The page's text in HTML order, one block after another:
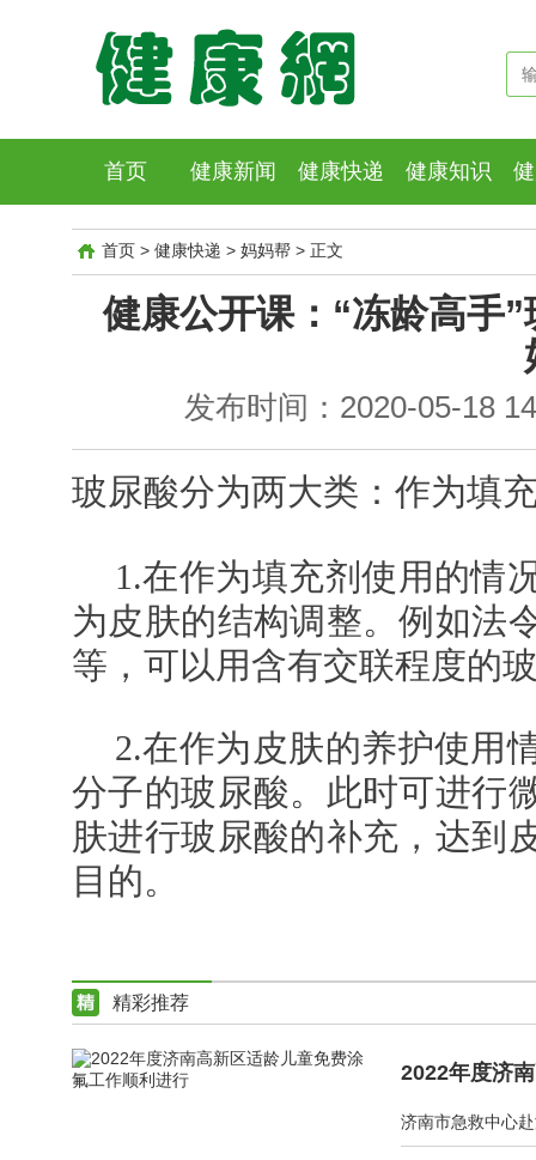
首页 健康新闻 健康快递 健康知识
首页 > 健康快递 > 妈妈帮 > 正文
健康公开课：“冻龄高手
发布时间：2020-05-18
玻尿酸分为两大类：作为填
1.在作为填充剂使用的情
为皮肤的结构调整。例如法
等，可以用含有交联程度的
2.在作为皮肤的养护使用
分子的玻尿酸。此时可进行
肤进行玻尿酸的补充，达到
目的。
精彩推荐